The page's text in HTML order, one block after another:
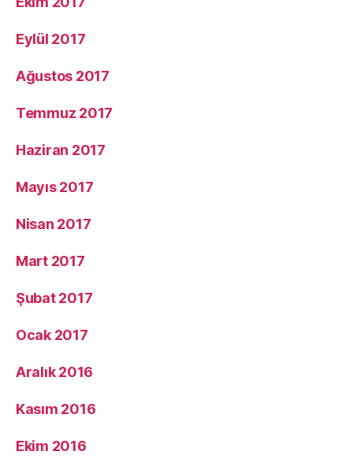
Eylül 2017
Ağustos 2017
Temmuz 2017
Haziran 2017
Mayıs 2017
Nisan 2017
Mart 2017
Şubat 2017
Ocak 2017
Aralık 2016
Kasım 2016
Ekim 2016